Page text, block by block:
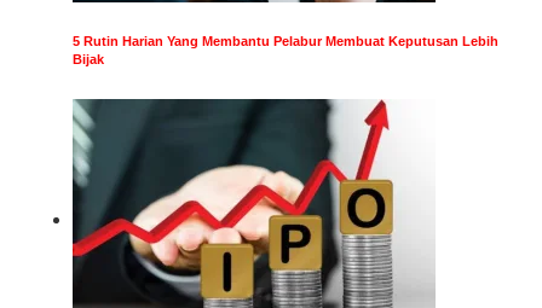
5 Rutin Harian Yang Membantu Pelabur Membuat Keputusan Lebih
Bijak